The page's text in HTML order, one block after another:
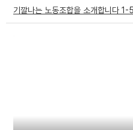
기깔나는 노동조합을 소개합니다
이미지자료
미디어자료
업무